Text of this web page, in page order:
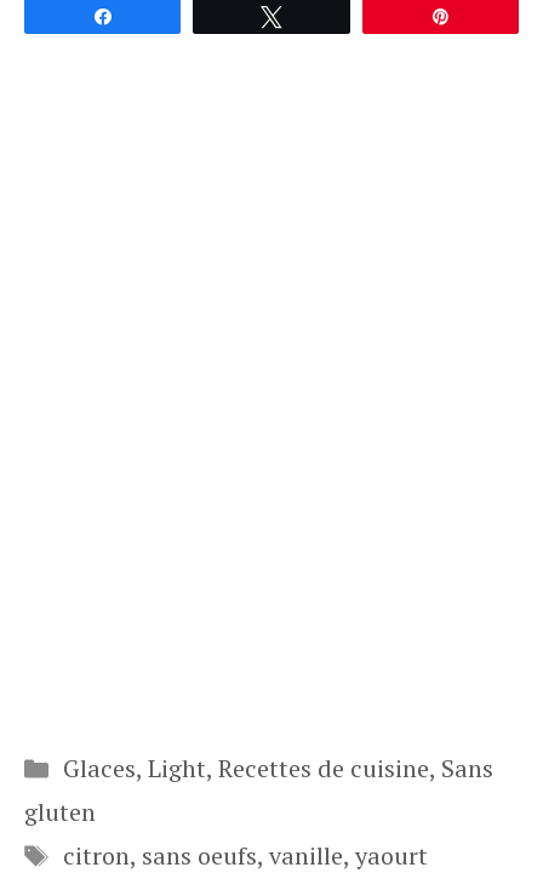
Catégories
Glaces, Light, Recettes de cuisine, Sans
gluten
Étiquettes
citron, sans oeufs, vanille, yaourt